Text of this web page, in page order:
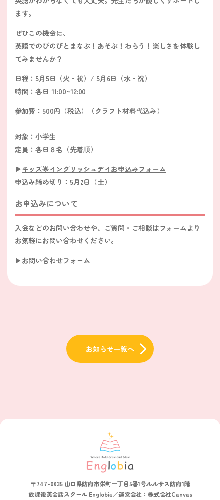
ます。
ぜひこの機会に、
英語でのびのびとまなぶ！あそぶ！わらう！楽しさを体験し
てみませんか？
日程：5月5日（火・祝）/ 5月6日（水・祝）
時間：各日 11:00~12:00
参加費：500円（税込）（クラフト材料代込み）
対象：小学生
定員：各日８名（先着順）
▶︎キッズ🌟イングリッシュデイお申込みフォーム
申込み締め切り：5月2日（土）
お申込みについて
入会などのお問い合わせや、ご質問・ご相談はフォームより
お気軽にお問い合わせください。
▶︎ お問い合わせフォーム
お知らせ一覧へ
【終了】ゴールデンウィークスペシャル英語体験イベント！
〒747-0035 山口県防府市栄町一丁目5番1号ルルサス防府1階
放課後英会話スクール Englobia／運営会社：株式会社Canvas